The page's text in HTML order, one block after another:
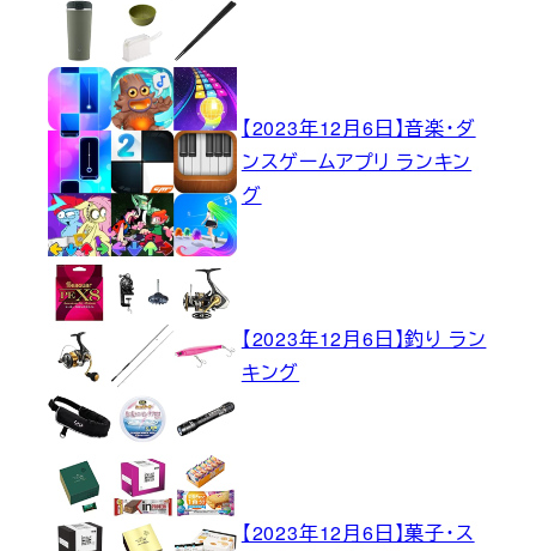
【2023年12月6日】音楽・ダ
ンスゲームアプリ ランキン
グ
【2023年12月6日】釣り ラン
キング
【2023年12月6日】菓子・ス